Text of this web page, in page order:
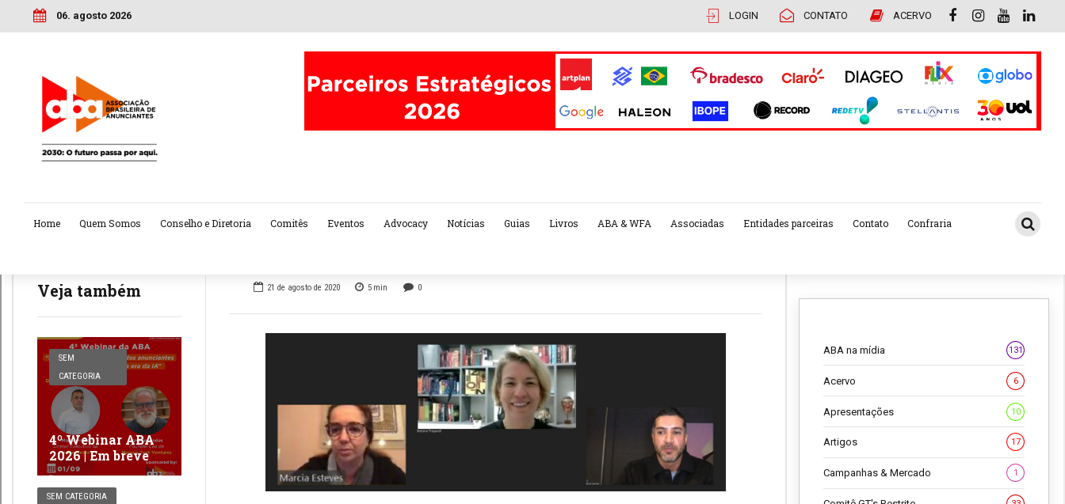
06. agosto 2026 LOGIN CONTATO ACERVO
Home Quem Somos Conselho e Diretoria Comitês Eventos Advocacy Notícias Guias Livros ABA & WFA Associadas Entidades parceiras Contato Confraria
Veja também
SEM
CATEGORIA
4º Webinar ABA
2026 | Em breve
SEM CATEGORIA
21 de agosto de 2020 5 min 0
ABA na mídia 131
Acervo 6
Apresentações 10
Artigos 17
Campanhas & Mercado 1